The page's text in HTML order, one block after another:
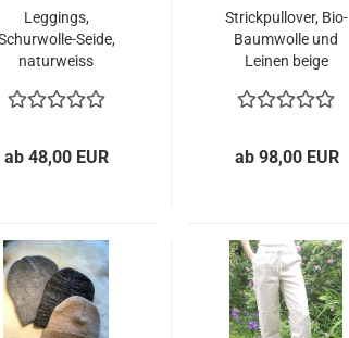
Leg­gings,
​​Seide,
na­tur­weiss
ab 48,00 EUR
Strick­pull­over, Bio-​
Baum­wol­le und
Lei­nen beige
ab 98,00 EUR